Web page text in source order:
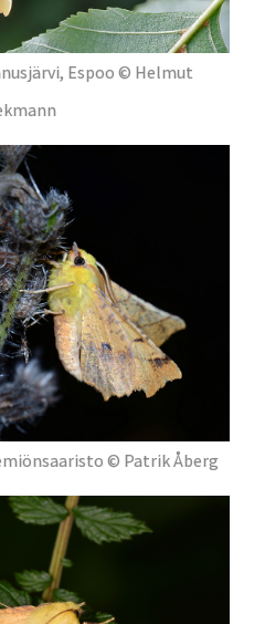
Espoo © Helmut
© Patrik Åberg